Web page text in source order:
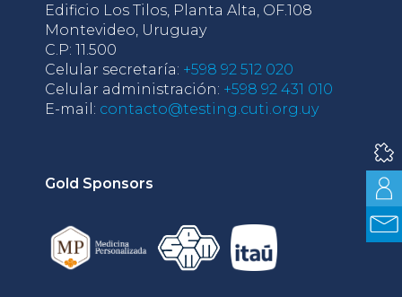
Edificio Los Tilos, Planta Alta, OF.108
Montevideo, Uruguay
C.P: 11.500
Celular secretaría: +598 92 512 020
Celular administración: +598 92 431 010
E-mail: contacto@testing.cuti.org.uy
Gold Sponsors